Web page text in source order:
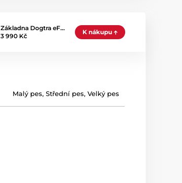
Základna Dogtra eF…
3 990 Kč
K nákupu
Malý pes,Střední pes,Velký pes